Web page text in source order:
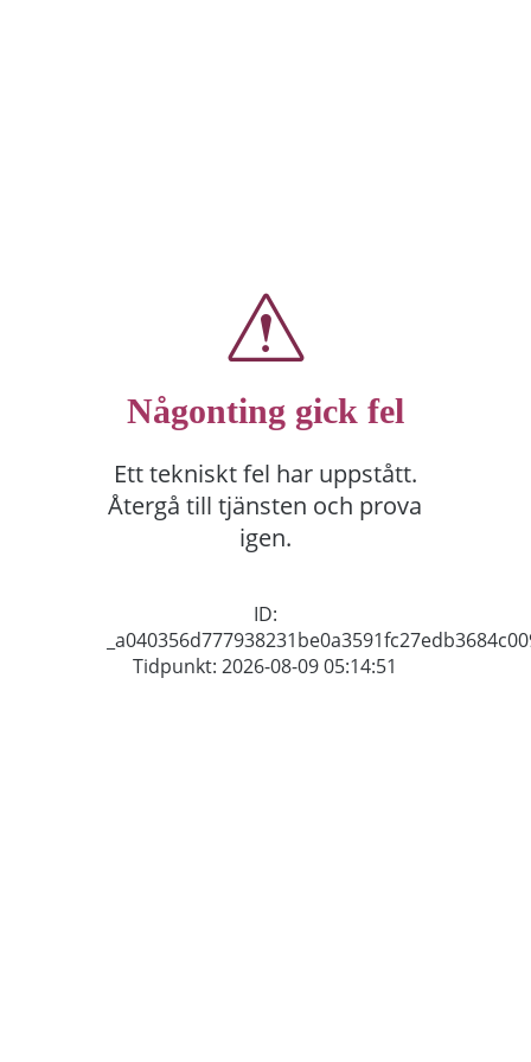
Någonting gick fel
Ett tekniskt fel har uppstått.
Återgå till tjänsten och prova
igen.
ID:
Tidpunkt: 2026-08-09 05:14:51